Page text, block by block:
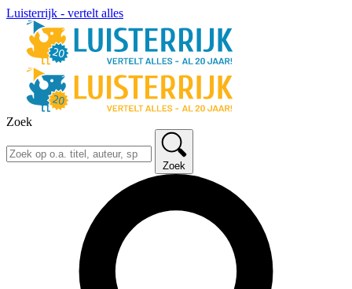
Luisterrijk - vertelt alles
Zoek
Zoek